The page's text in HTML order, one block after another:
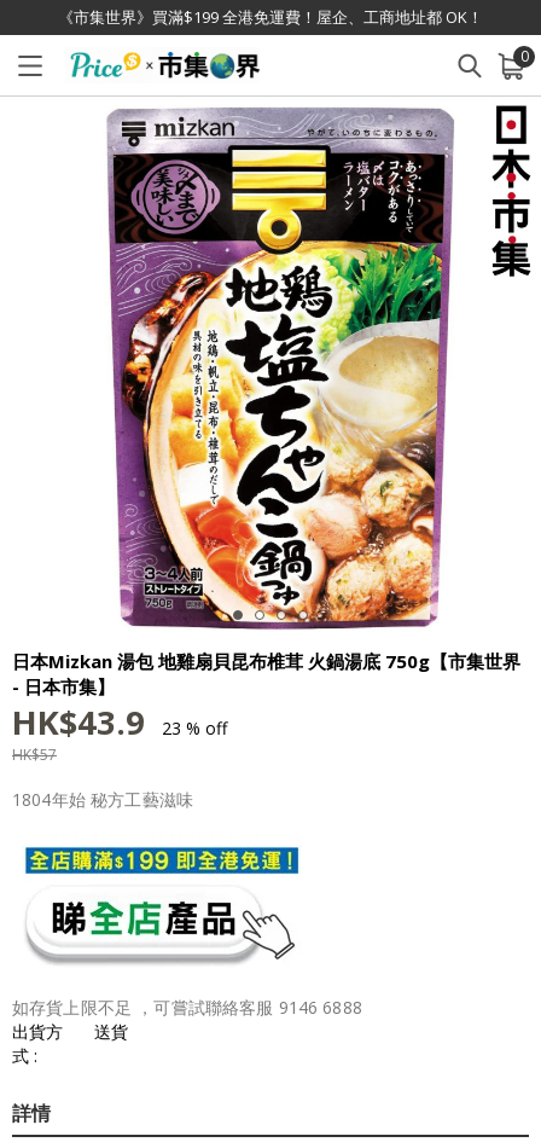
《市集世界》買滿$199 全港免運費！屋企、工商地址都 OK！
0
已加入購物車 查看
日本Mizkan 湯包 地雞扇貝昆布椎茸 火鍋湯底 750g【市集世界
- 日本市集】
HK$43.9 23 % off
HK$57
1804年始 秘方工藝滋味
如存貨上限不足 ，可嘗試聯絡客服 9146 6888
出貨方
式 :
送貨
詳情